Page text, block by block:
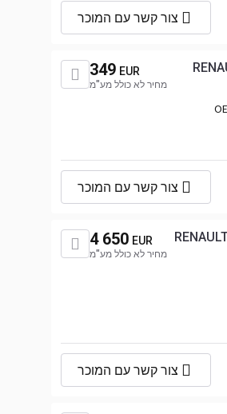
צור קשר עם המוכר
349 EUR
מחיר לא כולל מע"מ
צור קשר עם המוכר
4 650 EUR
מחיר לא כולל מע"מ
צור קשר עם המוכר